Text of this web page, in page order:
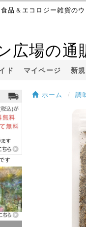
品＆エコロジー雑貨の
広場の通
ド マイページ 新
ホーム 調
す